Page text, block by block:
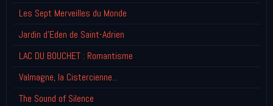
Les Sept Merveilles du Monde
Jardin d'Eden de Saint-Adrien
LAC DU BOUCHET : Romantisme
Valmagne, la Cistercienne...
The Sound of Silence